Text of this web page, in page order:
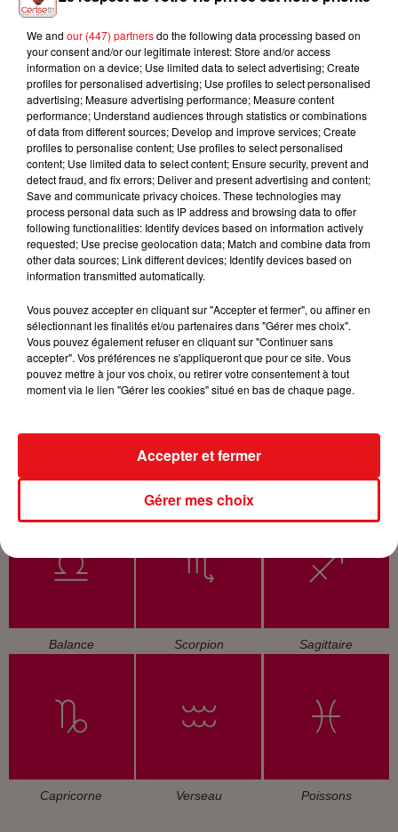
AKON
Right Now
HOZIER
Too Sweet
JAIN
Alright
L'HOROSCOPE
Bélier Taureau Gémeaux
Balance Scorpion Sagittaire
Capricorne Verseau Poissons
We and our (447) partnersdo the following data processing based on
your consent and/or our legitimate interest: Store and/or access
information on a device; Use limited data to select advertising; Create
profiles for personalised advertising; Use profiles to select personalised
advertising; Measure advertising performance; Measure content
performance; Understand audiences through statistics or combinations
of data from different sources; Develop and improve services; Create
profiles to personalise content; Use profiles to select personalised
content; Use limited data to select content; Ensure security, prevent and
detect fraud, and fix errors; Deliver and present advertising and content;
Save and communicate privacy choices. These technologies may
process personal data such as IP address and browsing data to offer
following functionalities: Identify devices based on information actively
requested; Use precise geolocation data; Match and combine data from
other data sources; Link different devices; Identify devices based on
information transmitted automatically.
Vous pouvez accepter en cliquant sur "Accepter et fermer", ou affiner en
sélectionnant les finalités et/ou partenaires dans "Gérer mes choix".
Vous pouvez également refuser en cliquant sur "Continuer sans
accepter". Vos préférences ne s'appliqueront que pour ce site. Vous
pouvez mettre à jour vos choix, ou retirer votre consentement à tout
moment via le lien "Gérer les cookies" situé en bas de chaque page.
Gérer mes choix
Accepter et fermer